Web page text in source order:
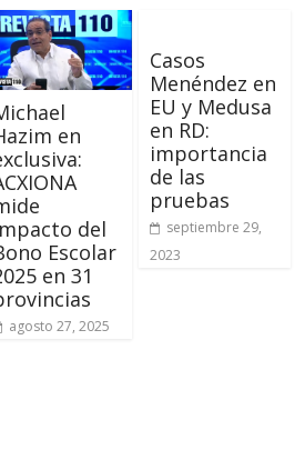
en
del
Escolar
en 31
agosto 27, 2025
Casos
Menéndez en
EU y Medusa
en RD:
importancia
de las
pruebas
septiembre 29,
2023